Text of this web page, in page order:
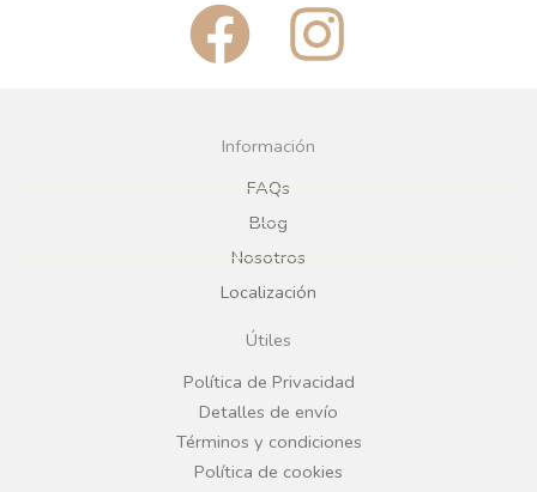
F
a
c
e
b
o
o
k
I
n
g
r
a
Información
FAQs
Blog
Nosotros
Localización
Útiles
Política de Privacidad
Detalles de envío
Términos y condiciones
Política de cookies